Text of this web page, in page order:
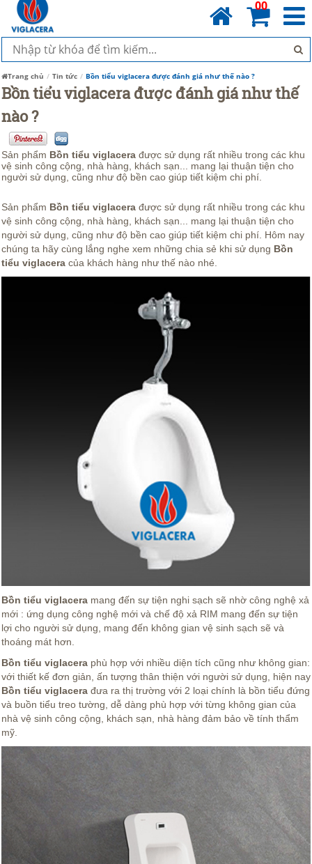
00
Trang chủ Tin tức Bồn tiểu viglacera được đánh giá như thế nào ?
Bồn tiểu viglacera được đánh giá như thế
nào ?
Sản phẩm Bồn tiểu viglacera được sử dụng rất nhiều trong các khu
vệ sinh công cộng, nhà hàng, khách sạn... mang lại thuận tiện cho
người sử dụng, cũng như độ bền cao giúp tiết kiệm chi phí.
Sản phẩm Bồn tiểu viglacera được sử dụng rất nhiều trong các khu
vệ sinh công cộng, nhà hàng, khách sạn... mang lại thuận tiện cho
người sử dụng, cũng như độ bền cao giúp tiết kiệm chi phí. Hôm nay
chúng ta hãy cùng lắng nghe xem những chia sẻ khi sử dụng Bồn
tiểu viglacera của khách hàng như thế nào nhé.
Bồn tiểu viglacera mang đến sự tiện nghi sạch sẽ nhờ công nghệ xả
mới : ứng dụng công nghệ mới và chế độ xả RIM mang đến sự tiện
lợi cho người sử dụng, mang đến không gian vệ sinh sạch sẽ và
thoáng mát hơn.
Bồn tiểu viglacera phù hợp với nhiều diện tích cũng như không gian:
với thiết kế đơn giản, ấn tượng thân thiện với người sử dụng, hiện nay
Bồn tiểu viglacera đưa ra thị trường với 2 loại chính là bồn tiểu đứng
và buồn tiểu treo tường, dễ dàng phù hợp với từng không gian của
nhà vệ sinh công cộng, khách sạn, nhà hàng đảm bảo về tính thẩm
mỹ.